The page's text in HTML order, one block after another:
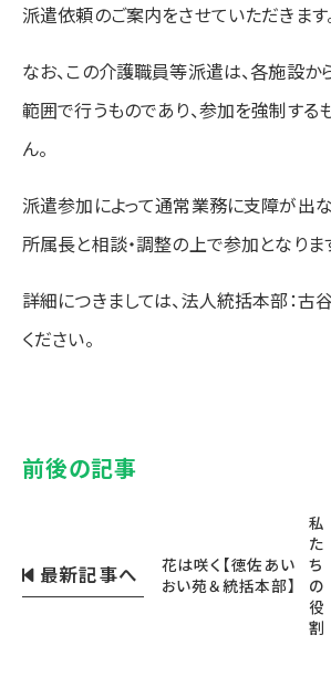
派遣依頼のご案内をさせていただきます
なお、この介護職員等派遣は、各施設か
範囲で行うものであり、参加を強制する
ん。
派遣参加によって通常業務に支障が出
所属長と相談・調整の上で参加となりま
詳細につきましては、法人統括本部：古
ください。
前後の記事
最新記事へ
花は咲く【徳佐あい
おい苑＆統括本部】
私
た
ち
の
役
割